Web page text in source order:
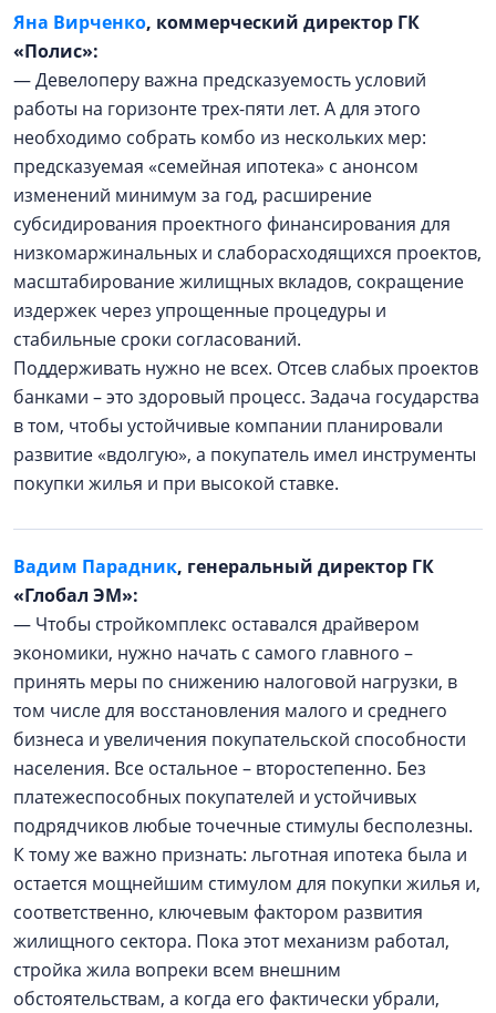
Яна Вирченко, коммерческий директор ГК
«Полис»:
— Девелоперу важна предсказуемость условий
работы на горизонте трех-пяти лет. А для этого
необходимо собрать комбо из нескольких мер:
предсказуемая «семейная ипотека» с анонсом
изменений минимум за год, расширение
субсидирования проектного финансирования для
низкомаржинальных и слаборасходящихся проектов,
масштабирование жилищных вкладов, сокращение
издержек через упрощенные процедуры и
стабильные сроки согласований.
Поддерживать нужно не всех. Отсев слабых проектов
банками – это здоровый процесс. Задача государства
в том, чтобы устойчивые компании планировали
развитие «вдолгую», а покупатель имел инструменты
покупки жилья и при высокой ставке.
Вадим Парадник, генеральный директор ГК
«Глобал ЭМ»:
— Чтобы стройкомплекс оставался драйвером
экономики, нужно начать с самого главного –
принять меры по снижению налоговой нагрузки, в
том числе для восстановления малого и среднего
бизнеса и увеличения покупательской способности
населения. Все остальное – второстепенно. Без
платежеспособных покупателей и устойчивых
подрядчиков любые точечные стимулы бесполезны.
К тому же важно признать: льготная ипотека была и
остается мощнейшим стимулом для покупки жилья и,
соответственно, ключевым фактором развития
жилищного сектора. Пока этот механизм работал,
стройка жила вопреки всем внешним
обстоятельствам, а когда его фактически убрали,